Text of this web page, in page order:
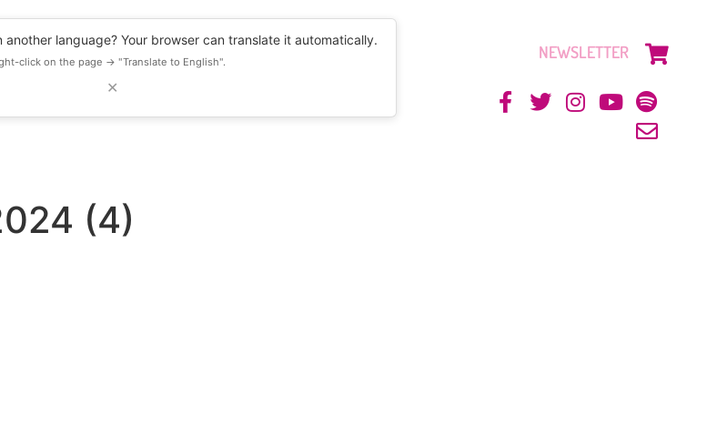
another language? Your browser can translate it automatically.
click on the page → "Translate to English".
✕
RECURSOS
NEWSLETTER
(4)